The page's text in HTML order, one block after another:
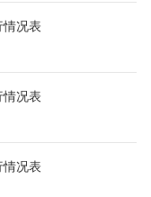
情况表
情况表
情况表